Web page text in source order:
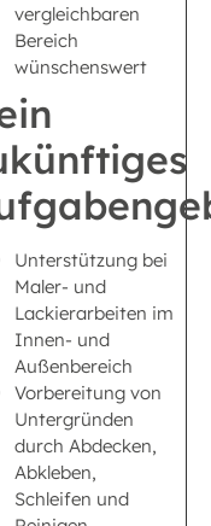
vergleichbaren
Bereich
wünschenswert
Unterstützung bei
Maler- und
Lackierarbeiten im
Innen- und
Außenbereich
Vorbereitung von
Untergründen
durch Abdecken,
Abkleben,
Schleifen und